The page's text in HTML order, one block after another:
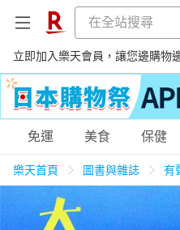
立即加入樂天會員，讓您邊購物
購物網分類
天天免運
免運 美食 保健
樂天首頁 圖書與雜誌 有